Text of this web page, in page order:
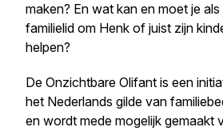
maken? En wat kan en moet je
familielid om Henk of juist zijn
helpen?
De Onzichtbare Olifant is een
het Nederlands gilde van
en wordt mede mogelijk gemaakt